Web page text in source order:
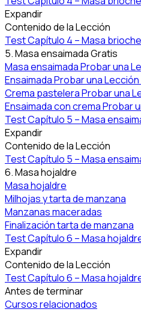
Expandir
Contenido de la Lección
Test Capítulo 4 – Masa brioche
5. Masa ensaimadaGratis
Masa ensaimadaProbar una
EnsaimadaProbar una
Crema pasteleraProbar una
Ensaimada con cremaProbar
Test Capítulo 5 – Masa
Expandir
Contenido de la Lección
Test Capítulo 5 – Masa
6. Masa hojaldre
Masa hojaldre
Milhojas y tarta de manzana
Manzanas maceradas
Finalización tarta de manzana
Test Capítulo 6 – Masa
Expandir
Contenido de la Lección
Test Capítulo 6 – Masa
Antes de terminar
Cursos relacionados